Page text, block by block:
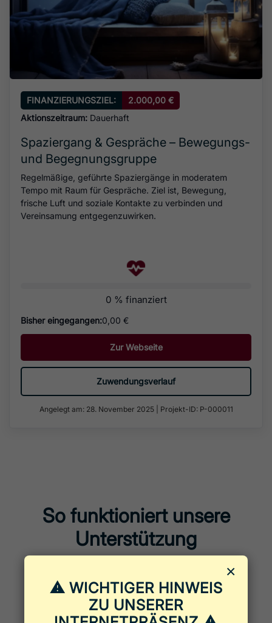
×
⚠ WICHTIGER HINWEIS
ZU UNSERER
FINANZIERUNGSZIEL:
2.000,00 €
Aktionszeitraum: Dauerhaft
Spaziergang & Gespräche – Bewegungs-
und Begegnungsgruppe
Regelmäßige, geführte Spaziergänge in moderatem
Tempo mit Raum für Gespräche. Ziel ist, Bewegung,
frische Luft und soziale Kontakte zu verbinden und
Vereinsamung entgegenzuwirken.
0 % finanziert
Bisher eingegangen:0,00 €
Zur Webseite
Zuwendungsverlauf
Angelegt am: 28. November 2025 Projekt-ID: P-000011
So funktioniert unsere
Unterstützung